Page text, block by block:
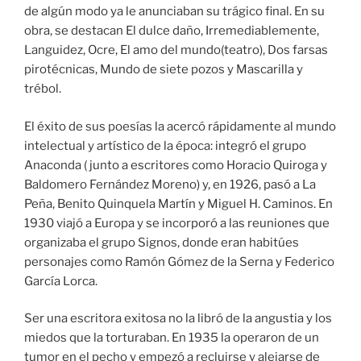
de algún modo ya le anunciaban su trágico final. En su
obra, se destacan El dulce daño, Irremediablemente,
Languidez, Ocre, El amo del mundo(teatro), Dos farsas
pirotécnicas, Mundo de siete pozos y Mascarilla y
trébol.
El éxito de sus poesías la acercó rápidamente al mundo
intelectual y artístico de la época: integró el grupo
Anaconda ( junto a escritores como Horacio Quiroga y
Baldomero Fernández Moreno) y, en 1926, pasó a La
Peña, Benito Quinquela Martín y Miguel H. Caminos. En
1930 viajó a Europa y se incorporó a las reuniones que
organizaba el grupo Signos, donde eran habitúes
personajes como Ramón Gómez de la Serna y Federico
García Lorca.
Ser una escritora exitosa no la libró de la angustia y los
miedos que la torturaban. En 1935 la operaron de un
tumor en el pecho y empezó a recluirse y alejarse de